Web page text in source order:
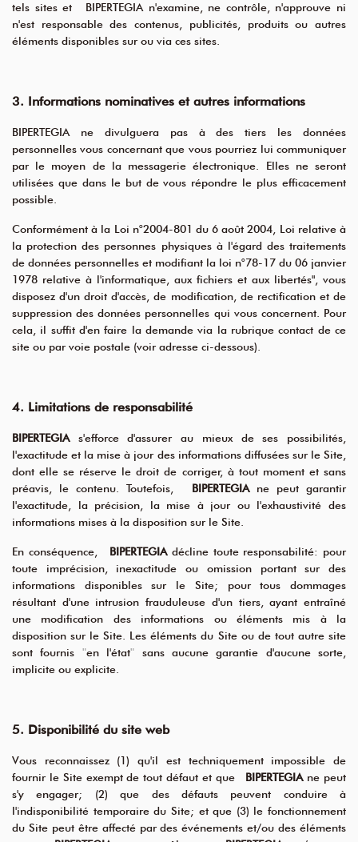
tels sites et BIPERTEGIA n'examine, ne contrôle, n'approuve ni
n'est responsable des contenus, publicités, produits ou autres
éléments disponibles sur ou via ces sites.
3. Informations nominatives et autres informations
BIPERTEGIA ne divulguera pas à des tiers les données
personnelles vous concernant que vous pourriez lui communiquer
par le moyen de la messagerie électronique. Elles ne seront
utilisées que dans le but de vous répondre le plus efficacement
possible.
Conformément à la Loi n°2004-801 du 6 août 2004, Loi relative à
la protection des personnes physiques à l'égard des traitements
de données personnelles et modifiant la loi n°78-17 du 06 janvier
1978 relative à l'informatique, aux fichiers et aux libertés", vous
disposez d'un droit d'accès, de modification, de rectification et de
suppression des données personnelles qui vous concernent. Pour
cela, il suffit d'en faire la demande via la rubrique contact de ce
site ou par voie postale (voir adresse ci-dessous).
4. Limitations de responsabilité
BIPERTEGIAs'efforce d'assurer au mieux de ses possibilités,
l'exactitude et la mise à jour des informations diffusées sur le Site,
dont elle se réserve le droit de corriger, à tout moment et sans
préavis, le contenu. Toutefois, BIPERTEGIAne peut garantir
l'exactitude, la précision, la mise à jour ou l'exhaustivité des
informations mises à la disposition sur le Site.
En conséquence, BIPERTEGIAdécline toute responsabilité: pour
toute imprécision, inexactitude ou omission portant sur des
informations disponibles sur le Site; pour tous dommages
résultant d'une intrusion frauduleuse d'un tiers, ayant entraîné
une modification des informations ou éléments mis à la
disposition sur le Site. Les éléments du Site ou de tout autre site
sont fournis "en l'état" sans aucune garantie d'aucune sorte,
implicite ou explicite.
5. Disponibilité du site web
Vous reconnaissez (1) qu'il est techniquement impossible de
fournir le Site exempt de tout défaut et que BIPERTEGIAne peut
s'y engager; (2) que des défauts peuvent conduire à
l'indisponibilité temporaire du Site; et que (3) le fonctionnement
du Site peut être affecté par des événements et/ou des éléments